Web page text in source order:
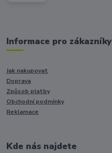
Informace pro zákazníky
Jak nakupovat
Doprava
Způsob platby
Obchodní podmínky
Reklamace
Kde nás najdete